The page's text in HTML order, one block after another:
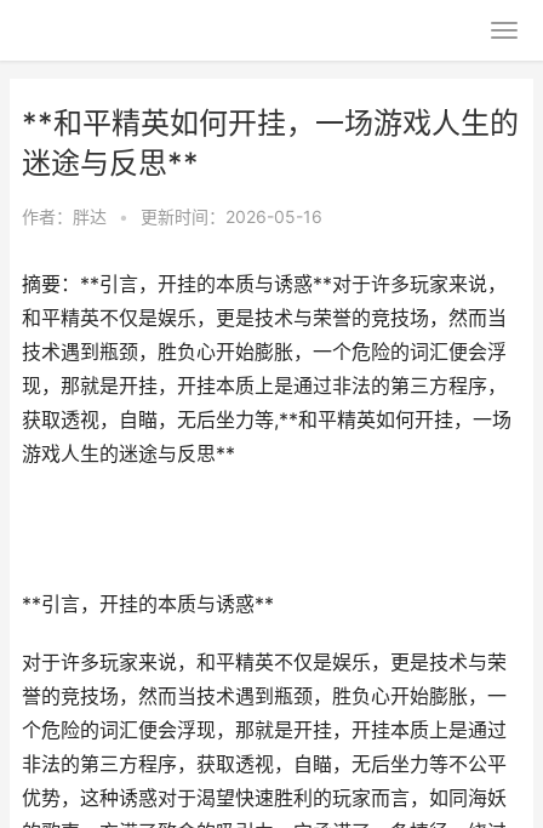
**和平精英如何开挂，一场游戏人生的
迷途与反思**
作者： 胖达 • 更新时间：2026-05-16
摘要：**引言，开挂的本质与诱惑**对于许多玩家来说，
和平精英不仅是娱乐，更是技术与荣誉的竞技场，然而当
技术遇到瓶颈，胜负心开始膨胀，一个危险的词汇便会浮
现，那就是开挂，开挂本质上是通过非法的第三方程序，
获取透视，自瞄，无后坐力等,**和平精英如何开挂，一场
游戏人生的迷途与反思**
**引言，开挂的本质与诱惑**
对于许多玩家来说，和平精英不仅是娱乐，更是技术与荣
誉的竞技场，然而当技术遇到瓶颈，胜负心开始膨胀，一
个危险的词汇便会浮现，那就是开挂，开挂本质上是通过
非法的第三方程序，获取透视，自瞄，无后坐力等不公平
优势，这种诱惑对于渴望快速胜利的玩家而言，如同海妖